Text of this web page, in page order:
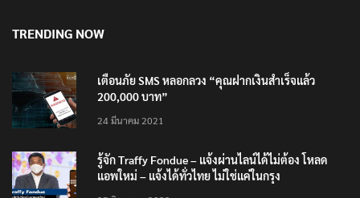
TRENDING NOW
เตือนภัย SMS หลอกลวง “คุณฝากเงินสำเร็จแล้ว
200,000 บาท”
24 มีนาคม 2021
รู้จัก Traffy Fondue – แจ้งผ่านไลน์ได้ไม่ต้อง โหลด
แอพใหม่ – แจ้งได้ทั่วไทย ไม่ใช่แค่ในกรุง